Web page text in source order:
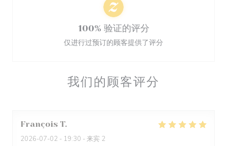
我们的顾客评分
François T
2026-07-02 - 19:30 - 来宾 2
100% 验证的评分
仅进行过预订的顾客提供了评分